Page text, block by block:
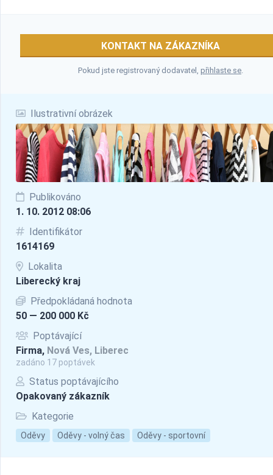
Ilustrativní obrázek
Publikováno
1. 10. 2012 08:06
Identifikátor
1614169
Lokalita
Liberecký kraj
Předpokládaná hodnota
50 — 200 000 Kč
Poptávající
Firma, Nová Ves, Liberec
zadáno 17 poptávek
Status poptávajícího
Opakovaný zákazník
Kategorie
Oděvy Oděvy - volný čas Oděvy - sportovní
KONTAKT NA ZÁKAZNÍKA
Pokud jste registrovaný dodavatel, přihlaste se.